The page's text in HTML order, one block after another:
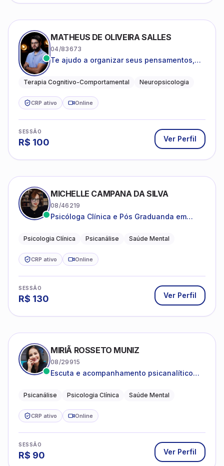
MATHEUS DE OLIVEIRA SALLES
04/83673
Te ajudo a organizar seus pensamentos,
clareza e sentido, com uma terapia
Terapia Cognitivo-Comportamental Neuropsicologia
CRP ativo Online
SESSÃO
R$ 100 Ver Perfil
MICHELLE CAMPANA DA SILVA
08/46219
Psicóloga Clínica e Pós Graduanda em
Psicologia Clínica Psicanálise Saúde Mental
CRP ativo Online
SESSÃO
R$ 130 Ver Perfil
MIRIÃ ROSSETO MUNIZ
08/29915
Escuta e acompanhamento psicanalítico
Psicanálise Psicologia Clínica Saúde Mental
CRP ativo Online
SESSÃO
R$ 90 Ver Perfil